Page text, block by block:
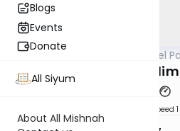
Blogs
Events
Donate
All Siyum
About All Mishnah
Rabbi Joel
Speed 1